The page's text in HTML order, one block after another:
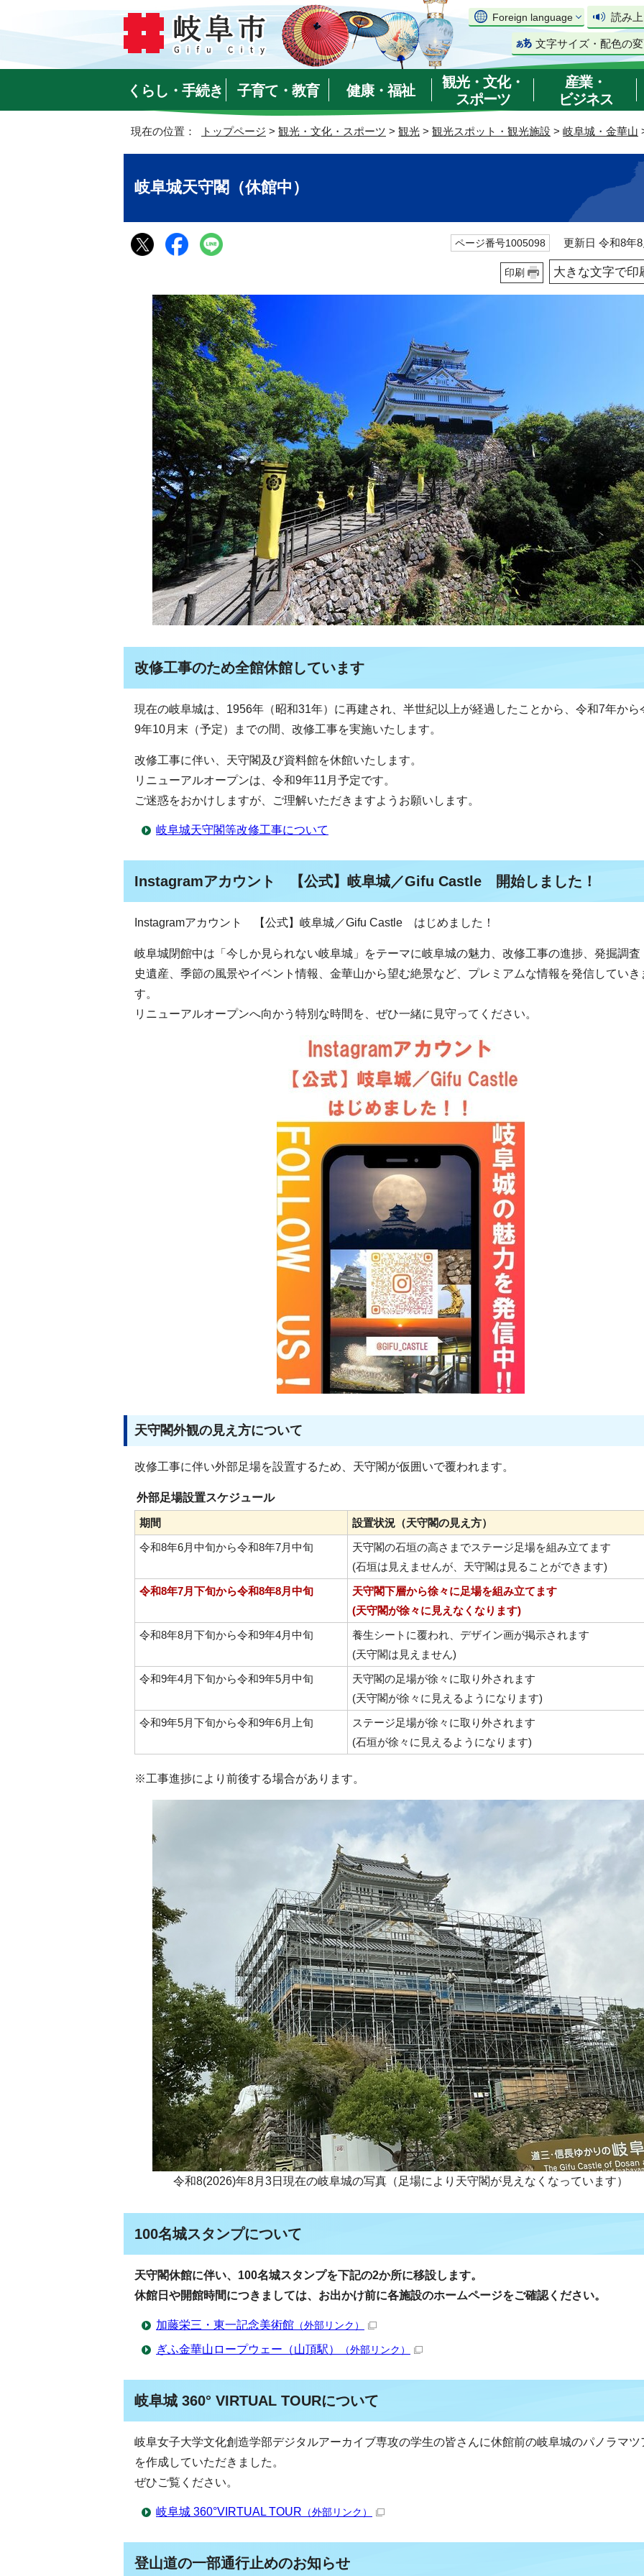
Foreign language 読み
文字サイズ・配色の
くらし・手続き 子育て・教育 健康・福祉
観光・文化・
スポーツ
産業・
ビジネス
現在の位置： トップページ > 観光・文化・スポーツ > 観光 > 観光スポット・観光施設 > 岐阜城・金華山
岐阜城天守閣（休館中）
ページ番号1005098 更新日 令和8年8
印刷 大きな文字で印
改修工事のため全館休館しています
現在の岐阜城は、1956年（昭和31年）に再建され、半世紀以上が経過したことから、令和7年から
9年10月末（予定）までの間、改修工事を実施いたします。
改修工事に伴い、天守閣及び資料館を休館いたします。
リニューアルオープンは、令和9年11月予定です。
ご迷惑をおかけしますが、ご理解いただきますようお願いします。
岐阜城天守閣等改修工事について
Instagramアカウント 【公式】岐阜城／Gifu Castle 開始しました！
Instagramアカウント 【公式】岐阜城／Gifu Castle はじめました！
岐阜城閉館中は「今しか見られない岐阜城」をテーマに岐阜城の魅力、改修工事の進捗、発掘調査
史遺産、季節の風景やイベント情報、金華山から望む絶景など、プレミアムな情報を発信していき
す。
リニューアルオープンへ向かう特別な時間を、ぜひ一緒に見守ってください。
天守閣外観の見え方について
改修工事に伴い外部足場を設置するため、天守閣が仮囲いで覆われます。
外部足場設置スケジュール
期間
設置状況（天守閣の見え方）
令和8年6月中旬から令和8年7月中旬
天守閣の石垣の高さまでステージ足場を組み立てます
(石垣は見えませんが、天守閣は見ることができます)
令和8年7月下旬から令和8年8月中旬
天守閣下層から徐々に足場を組み立てます
(天守閣が徐々に見えなくなります)
令和8年8月下旬から令和9年4月中旬
養生シートに覆われ、デザイン画が掲示されます
(天守閣は見えません)
令和9年4月下旬から令和9年5月中旬
天守閣の足場が徐々に取り外されます
(天守閣が徐々に見えるようになります)
令和9年5月下旬から令和9年6月上旬
ステージ足場が徐々に取り外されます
(石垣が徐々に見えるようになります)
※工事進捗により前後する場合があります。
令和8(2026)年8月3日現在の岐阜城の写真（足場により天守閣が見えなくなっています）
100名城スタンプについて
天守閣休館に伴い、100名城スタンプを下記の2か所に移設します。
休館日や開館時間につきましては、お出かけ前に各施設のホームページをご確認ください。
加藤栄三・東一記念美術館 （外部リンク）
ぎふ金華山ロープウェー（山頂駅） （外部リンク）
岐阜城 360° VIRTUAL TOURについて
岐阜女子大学文化創造学部デジタルアーカイブ専攻の学生の皆さんに休館前の岐阜城のパノラマツ
を作成していただきました。
ぜひご覧ください。
岐阜城 360°VIRTUAL TOUR （外部リンク）
登山道の一部通行止めのお知らせ